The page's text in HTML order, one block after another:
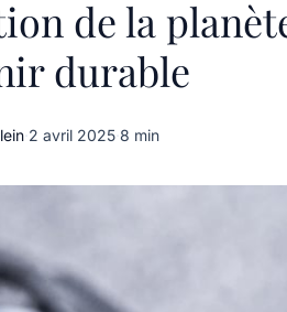
de la
durable
·2 avril 2025·8 min